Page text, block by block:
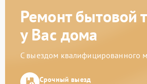
Ремонт бытовой
у Вас дома
С выездом квалифицированного
Срочный выезд